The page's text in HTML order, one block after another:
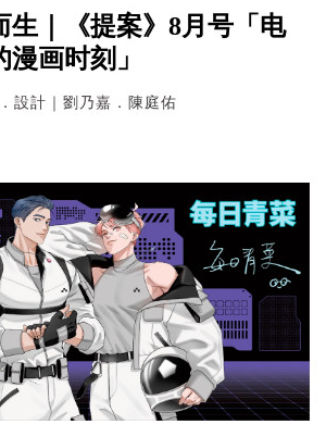
生｜《提案》8月号「电
画时刻」
設計｜劉乃嘉．陳庭佑